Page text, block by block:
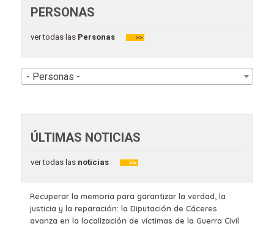
PERSONAS
ver todas lasPersonas >>
- Personas -
ÚLTIMAS NOTICIAS
ver todas lasnoticias >>
Recuperar la memoria para garantizar la verdad, la
justicia y la reparación: la Diputación de Cáceres
avanza en la localización de víctimas de la Guerra Civil